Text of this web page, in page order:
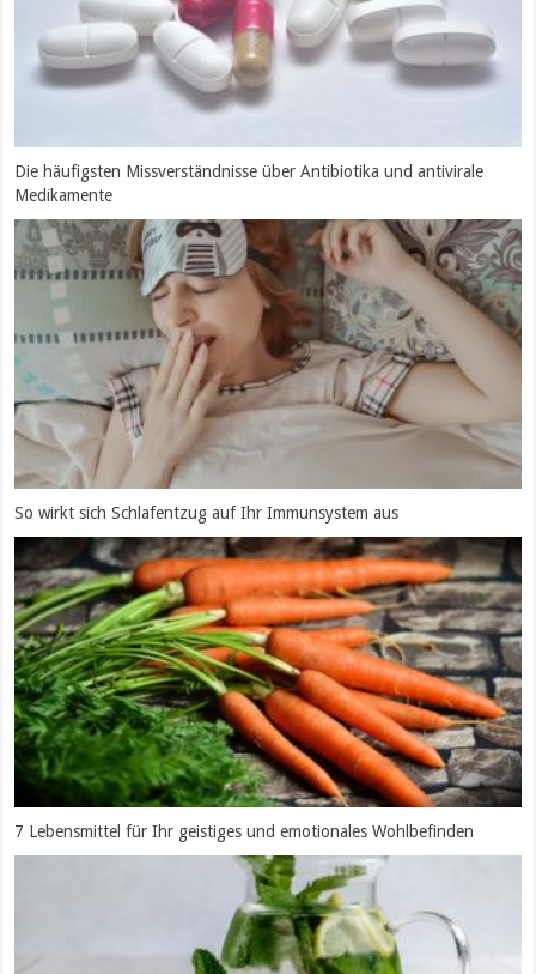
Die häufigsten Missverständnisse über Antibiotika und antivirale
Medikamente
So wirkt sich Schlafentzug auf Ihr Immunsystem aus
7 Lebensmittel für Ihr geistiges und emotionales Wohlbefinden